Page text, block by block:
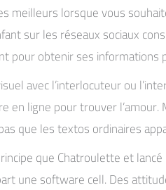
meilleurs lorsque vous
sur les réseaux sociaux
pour obtenir ses informations
avec l’interlocuteur ou
en ligne pour trouver
que les textos ordinaires
que Chatroulette et
une software cell. Des